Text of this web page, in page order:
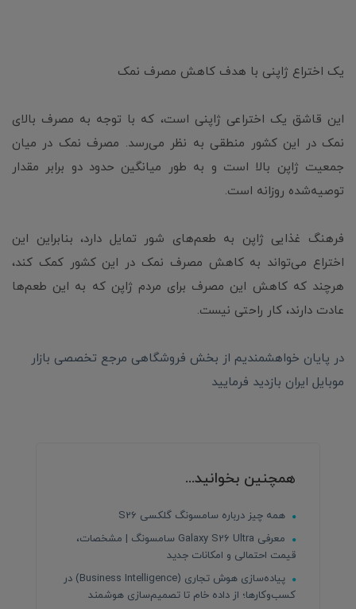
یک اختراع ژاپنی با هدف کاهش مصرف نمک
این قاشق یک اختراعی ژاپنی است، که با توجه به مصرف بالای
نمک در این کشور منطقی به نظر می‌رسد. مصرف نمک در میان
جمعیت ژاپن بالا است و به طور میانگین حدود دو برابر مقدار
توصیه‌شده روزانه است.
فرهنگ غذایی ژاپن به طعم‌های شور تمایل دارد، بنابراین این
اختراع می‌تواند به کاهش مصرف نمک در این کشور کمک کند،
هرچند که کاهش این مصرف برای مردم ژاپن که به این طعم‌ها
عادت دارند، کار راحتی نیست.
در پایان خواهشمندیم از بخش فروشگاهی مرجع تخصصی بازار
موبایل ایران بازدید فرمایید
همچنین بخوانید...
همه چیز درباره سامسونگ گلکسی S26
معرفی Galaxy S26 Ultra سامسونگ | مشخصات،
قیمت احتمالی و امکانات جدید
پیاده‌سازی هوش تجاری (Business Intelligence) در
کسب‌وکارها؛ از داده خام تا تصمیم‌سازی هوشمند